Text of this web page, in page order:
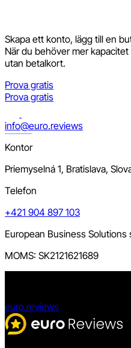
Skapa ett konto, lägg till en
När du behöver mer
utan betalkort.
Prova gratis
Prova gratis
info@euro.reviews
Kontor
Priemyselná 1, Bratislava,
Telefon
+421 904 897 103
European Business Solutions
MOMS: SK2121621689
euro.reviews